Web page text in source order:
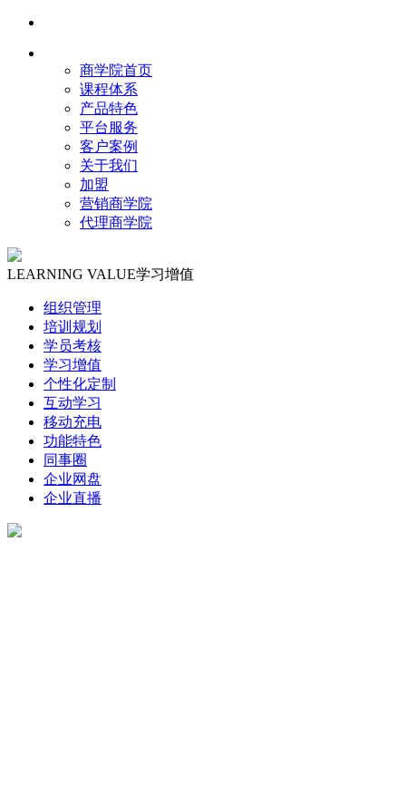
商学院首页
课程体系
产品特色
平台服务
客户案例
关于我们
加盟
营销商学院
代理商学院
LEARNING VALUE学习增值
组织管理
培训规划
学员考核
学习增值
个性化定制
互动学习
移动充电
功能特色
同事圈
企业网盘
企业直播